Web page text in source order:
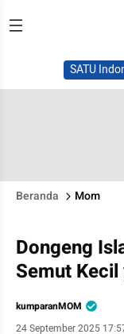
SATU
Beranda Mom
Dongeng
Semut
kumparanMOM
24 September 2025